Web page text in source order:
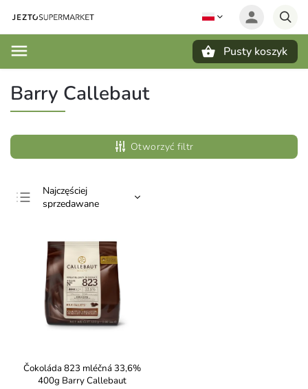
Pusty koszyk
Barry Callebaut
Otworzyć filtr
Najczęściej
sprzedawane
Najdroższe
Alfabetycznie
Čokoláda 823 mléčná 33,6%
400g Barry Callebaut